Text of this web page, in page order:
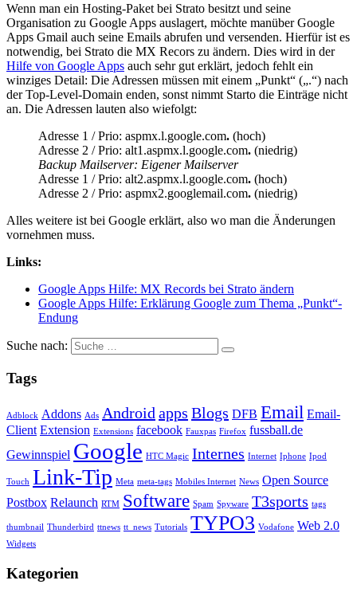
Wenn man ein Hosting-Paket bei Strato besitzt und seine
Organisation zu Google Apps auslagert, möchte manüber Google
Apps Gmail auch seine Emails abrufen und versenden. Hierfür ist es
notwendig, bei Strato die MX Recors zu ändern. Dies wird in der
Hilfe von Google Apps auch sehr gut erklärt, jedoch fehlt ein
winziges Detail: Die Adressen müssen mit einem „Punkt“ („.“) nach
der Top-Level-Domain enden, sonst nimmt Starto die Einträge nicht
an. Die Adressen lauten also wiefolgt:
Adresse 1 / Prio: aspmx.l.google.com. (hoch)
Adresse 2 / Prio: alt1.aspmx.l.google.com. (niedrig)
Backup Mailserver: Eigener Mailserver
Adresse 1 / Prio: alt2.aspmx.l.google.com. (hoch)
Adresse 2 / Prio: aspmx2.googlemail.com. (niedrig)
Alles weitere ist bei Google erklärt, also wo man die Änderungen
vornehmen muss.
Links:
Google Apps Hilfe: MX Records bei Strato ändern
Google Apps Hilfe: Erklärung Google zum Thema „Punkt“-
Endung
Suche nach:
Tags
Adblock Addons Ads Android apps Blogs DFB Email Email-
Client Extension Extensions facebook Fauxpas Firefox fussball.de
Gewinnspiel Google HTC Magic Internes Internet Iphone Ipod
Touch Link-Tip Meta meta-tags Mobiles Internet News Open Source
Postbox Relaunch RTM Software Spam Spyware T3sports tags
thumbnail Thunderbird ttnews tt_news Tutorials TYPO3 Vodafone Web 2.0
Widgets
Kategorien